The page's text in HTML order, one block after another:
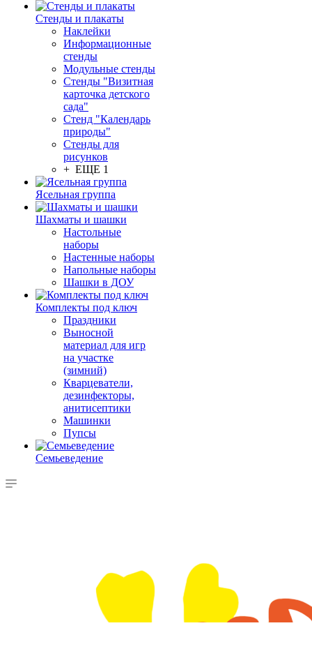
Стенды и плакаты
Наклейки
Информационные
стенды
Модульные стенды
Стенды "Визитная
карточка детского
сада"
Стенд "Календарь
природы"
Стенды для
рисунков
+ ЕЩЕ 1
Ясельная группа
Шахматы и шашки
Настольные
наборы
Настенные наборы
Напольные наборы
Шашки в ДОУ
Комплекты под ключ
Праздники
Выносной
материал для игр
на участке
(зимний)
Кварцеватели,
дезинфекторы,
анитисептики
Машинки
Пупсы
Семьеведение